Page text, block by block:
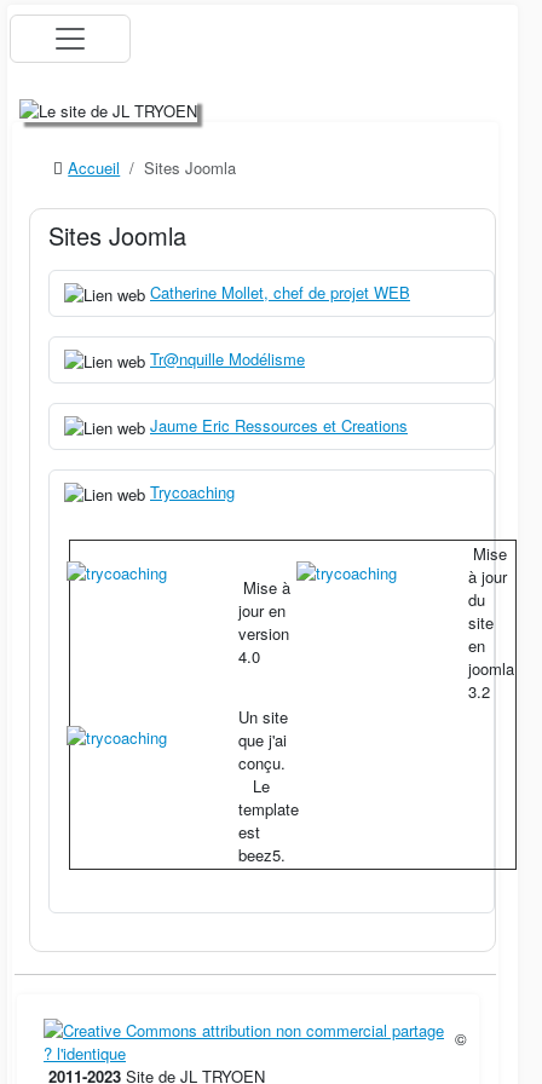
Accueil Sites Joomla
Sites Joomla
Catherine Mollet, chef de projet WEB
Tr@nquille Modélisme
Jaume Eric Ressources et Creations
Trycoaching
Mise à
jour en
version
4.0
Mise
à jour
du
site
en
joomla
3.2
Un site
que j'ai
conçu.
Le
template
est
beez5.
©
2011-2023 Site de JL TRYOEN